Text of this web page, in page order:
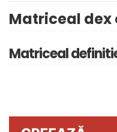
Matriceal dex
Matriceal